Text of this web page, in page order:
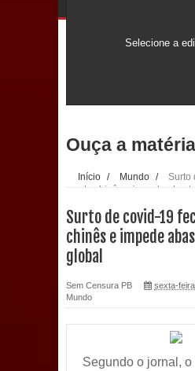
com a saúde
preparativa para
Prefeitura de
dentro do mês
Ouça a
Início / Mundo /
Surto
porto chinês e impede
Surto de covid-19
chinês e impede
global
Sem Censura PB
sexta-
Mundo
Segundo o jornal, o